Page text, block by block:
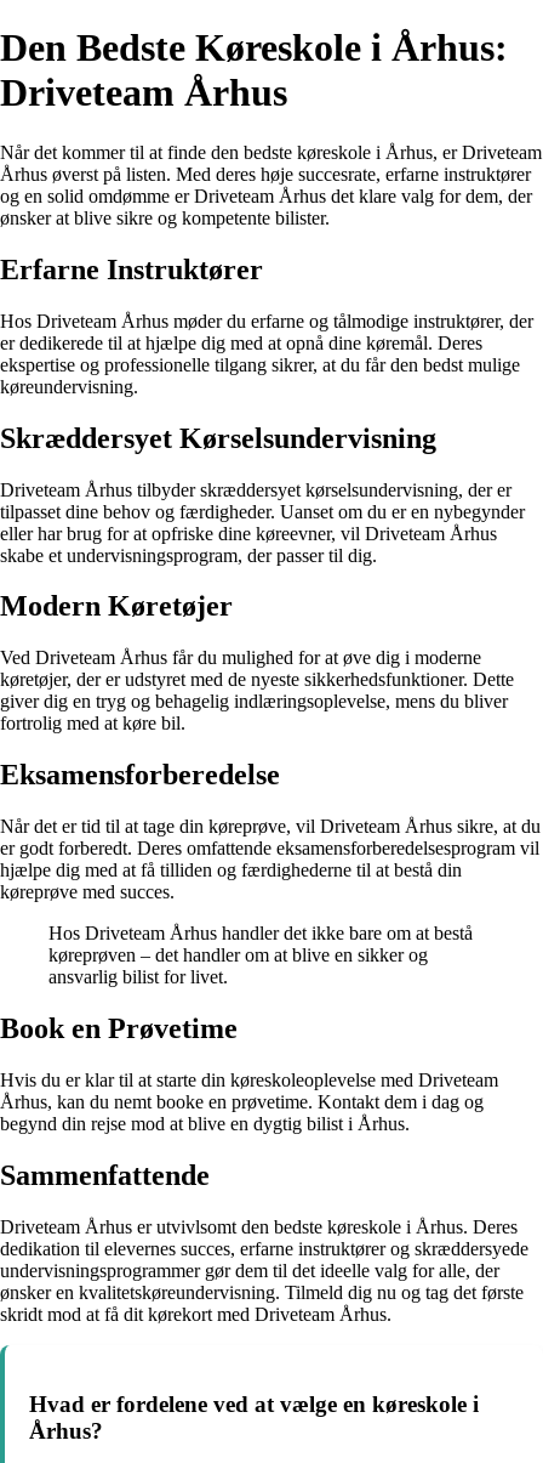
Den Bedste Køreskole i Århus:
Driveteam Århus
Når det kommer til at finde den bedste køreskole i Århus, er Driveteam
Århus øverst på listen. Med deres høje succesrate, erfarne instruktører
og en solid omdømme er Driveteam Århus det klare valg for dem, der
ønsker at blive sikre og kompetente bilister.
Erfarne Instruktører
Hos Driveteam Århus møder du erfarne og tålmodige instruktører, der
er dedikerede til at hjælpe dig med at opnå dine køremål. Deres
ekspertise og professionelle tilgang sikrer, at du får den bedst mulige
køreundervisning.
Skræddersyet Kørselsundervisning
Driveteam Århus tilbyder skræddersyet kørselsundervisning, der er
tilpasset dine behov og færdigheder. Uanset om du er en nybegynder
eller har brug for at opfriske dine køreevner, vil Driveteam Århus
skabe et undervisningsprogram, der passer til dig.
Modern Køretøjer
Ved Driveteam Århus får du mulighed for at øve dig i moderne
køretøjer, der er udstyret med de nyeste sikkerhedsfunktioner. Dette
giver dig en tryg og behagelig indlæringsoplevelse, mens du bliver
fortrolig med at køre bil.
Eksamensforberedelse
Når det er tid til at tage din køreprøve, vil Driveteam Århus sikre, at du
er godt forberedt. Deres omfattende eksamensforberedelsesprogram vil
hjælpe dig med at få tilliden og færdighederne til at bestå din
køreprøve med succes.
Hos Driveteam Århus handler det ikke bare om at bestå
køreprøven – det handler om at blive en sikker og
ansvarlig bilist for livet.
Book en Prøvetime
Hvis du er klar til at starte din køreskoleoplevelse med Driveteam
Århus, kan du nemt booke en prøvetime. Kontakt dem i dag og
begynd din rejse mod at blive en dygtig bilist i Århus.
Sammenfattende
Driveteam Århus er utvivlsomt den bedste køreskole i Århus. Deres
dedikation til elevernes succes, erfarne instruktører og skræddersyede
undervisningsprogrammer gør dem til det ideelle valg for alle, der
ønsker en kvalitetskøreundervisning. Tilmeld dig nu og tag det første
skridt mod at få dit kørekort med Driveteam Århus.
Hvad er fordelene ved at vælge en køreskole i
Århus?